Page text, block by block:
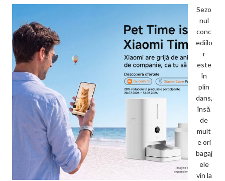
Sezo
nul
conc
ediilo
r
este
în
plin
dans,
însă
de
mult
e ori
bagaj
ele
vin la